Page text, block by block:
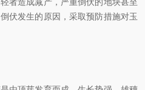
伏发生的原因，采取预防措施对玉